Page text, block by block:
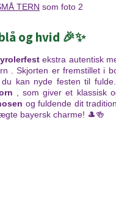
TERN som foto 2
og hvid 🎉✨
ekstra autentisk
. Skjorten er fremstillet i
kan nyde festen til
, som giver et klassisk
og fuldende dit
bayersk charme! 🎩🍻